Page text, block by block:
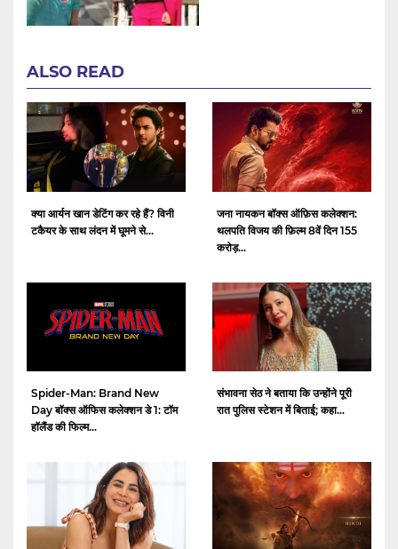
ALSO READ
क्या आर्यन खान डेटिंग कर रहे हैं? विनी
टकैयर के साथ लंदन में घूमने से...
जना नायकन बॉक्स ऑफ़िस कलेक्शन:
थलपति विजय की फ़िल्म 8वें दिन 155
करोड़...
Spider-Man: Brand New
Day बॉक्स ऑफिस कलेक्शन डे 1: टॉम
हॉलैंड की फिल्म...
संभावना सेठ ने बताया कि उन्होंने पूरी
रात पुलिस स्टेशन में बिताई; कहा...